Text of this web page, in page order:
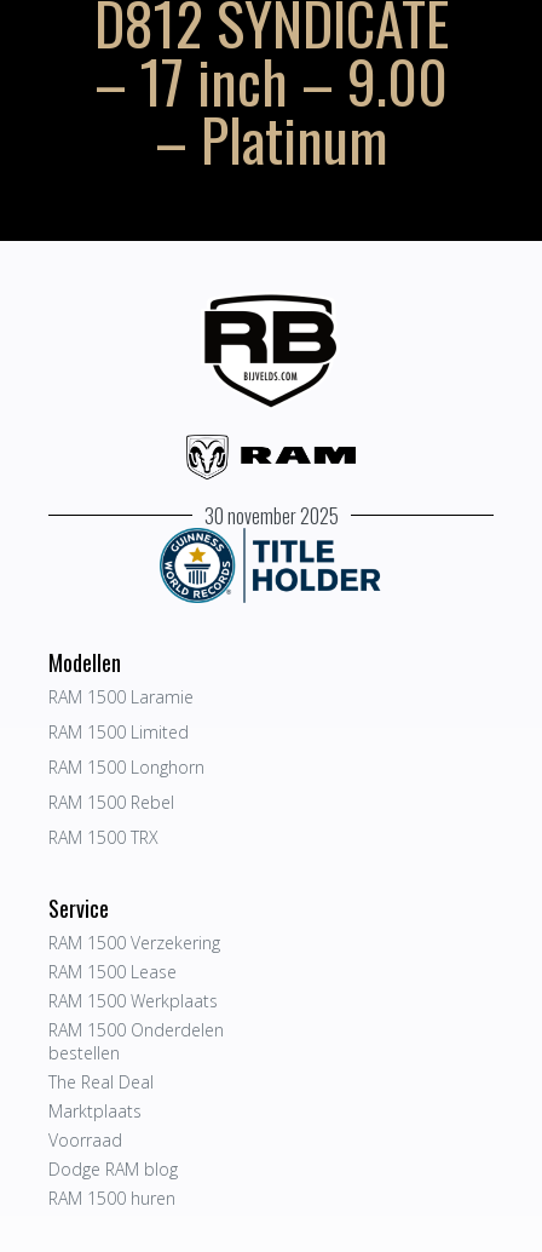
D812 SYNDICATE
– 17 inch – 9.00
– Platinum
30 november 2025
Modellen
RAM 1500 Laramie
RAM 1500 Limited
RAM 1500 Longhorn
RAM 1500 Rebel
RAM 1500 TRX
Service
RAM 1500 Verzekering
RAM 1500 Lease
RAM 1500 Werkplaats
RAM 1500 Onderdelen
bestellen
The Real Deal
Marktplaats
Voorraad
Dodge RAM blog
RAM 1500 huren